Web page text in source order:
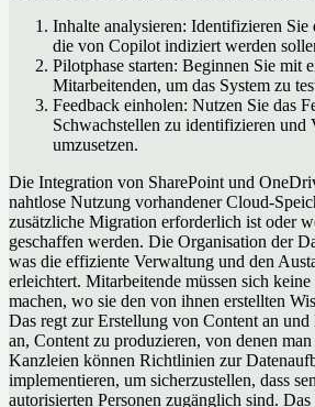
Inhalte analysieren: Identifizieren Sie
die von Copilot indiziert werden
Pilotphase starten: Beginnen Sie mit
Mitarbeitenden, um das System zu
Feedback einholen: Nutzen Sie das
Schwachstellen zu identifizieren und
umzusetzen.
Die Integration von SharePoint und
nahtlose Nutzung vorhandener Cloud-
zusätzliche Migration erforderlich ist oder
geschaffen werden. Die Organisation der
was die effiziente Verwaltung und den
erleichtert. Mitarbeitende müssen sich
machen, wo sie den von ihnen erstellten
Das regt zur Erstellung von Content an
an, Content zu produzieren, von denen
Kanzleien können Richtlinien zur
implementieren, um sicherzustellen, dass
autorisierten Personen zugänglich sind.